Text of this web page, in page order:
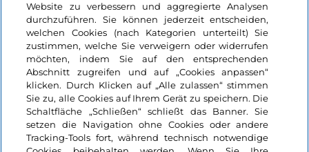
Nützliche Links
Login
Bleiben wir in Kontakt
Website zu verbessern und aggregierte Analysen
durchzuführen. Sie können jederzeit entscheiden,
welchen Cookies (nach Kategorien unterteilt) Sie
zustimmen, welche Sie verweigern oder widerrufen
möchten, indem Sie auf den entsprechenden
Abschnitt zugreifen und auf „Cookies anpassen“
klicken. Durch Klicken auf „Alle zulassen“ stimmen
Sie zu, alle Cookies auf Ihrem Gerät zu speichern. Die
Schaltfläche „Schließen“ schließt das Banner. Sie
setzen die Navigation ohne Cookies oder andere
Tracking-Tools fort, während technisch notwendige